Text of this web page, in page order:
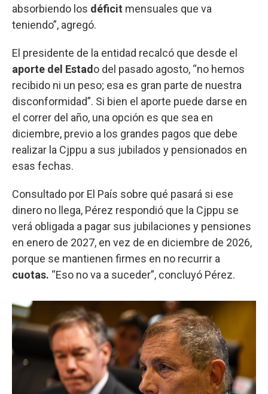
absorbiendo los déficit mensuales que va
teniendo”, agregó.
El presidente de la entidad recalcó que desde el
aporte del Estado del pasado agosto, “no hemos
recibido ni un peso; esa es gran parte de nuestra
disconformidad”. Si bien el aporte puede darse en
el correr del año, una opción es que sea en
diciembre, previo a los grandes pagos que debe
realizar la Cjppu a sus jubilados y pensionados en
esas fechas.
Consultado por El País sobre qué pasará si ese
dinero no llega, Pérez respondió que la Cjppu se
verá obligada a pagar sus jubilaciones y pensiones
en enero de 2027, en vez de en diciembre de 2026,
porque se mantienen firmes en no recurrir a
cuotas. “Eso no va a suceder”, concluyó Pérez.